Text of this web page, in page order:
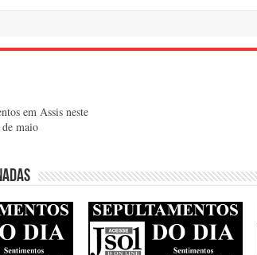
em Assis neste
maio